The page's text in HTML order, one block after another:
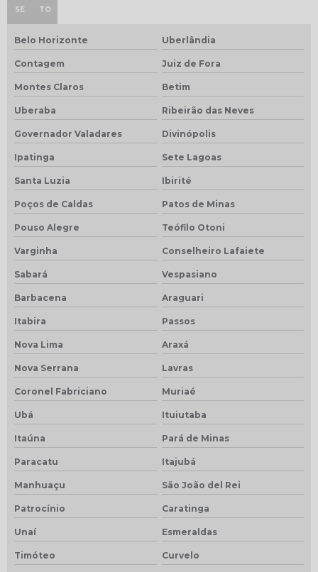
SE TO
Belo Horizonte Uberlândia
Contagem Juiz de Fora
Montes Claros Betim
Uberaba Ribeirão das Neves
Governador Valadares Divinópolis
Ipatinga Sete Lagoas
Santa Luzia Ibirité
Poços de Caldas Patos de Minas
Pouso Alegre Teófilo Otoni
Varginha Conselheiro Lafaiete
Sabará Vespasiano
Barbacena Araguari
Itabira Passos
Nova Lima Araxá
Nova Serrana Lavras
Coronel Fabriciano Muriaé
Ubá Ituiutaba
Itaúna Pará de Minas
Paracatu Itajubá
Manhuaçu São João del Rei
Patrocínio Caratinga
Unaí Esmeraldas
Timóteo Curvelo